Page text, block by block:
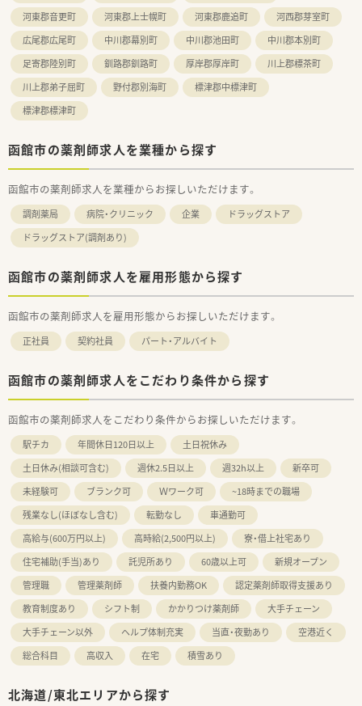
河東郡音更町 河東郡上士幌町 河東郡鹿追町
河西郡芽室町
広尾郡広尾町
中川郡幕別町 中川郡池田町
中川郡本別町
足寄郡陸別町
釧路郡釧路町 厚岸郡厚岸町
川上郡標茶町
川上郡弟子屈町
野付郡別海町
標津郡中標津町
標津郡標津町
函館市の薬剤師求人を業種から探す
函館市の薬剤師求人を業種からお探しいただけます。
調剤薬局 病院・クリニック 企業
ドラッグストア
ドラッグストア(調剤あり)
函館市の薬剤師求人を雇用形態から探す
函館市の薬剤師求人を雇用形態からお探しいただけます。
正社員 契約社員 パート・アルバイト
函館市の薬剤師求人をこだわり条件から探す
函館市の薬剤師求人をこだわり条件からお探しいただけます。
駅チカ 年間休日120日以上
土日祝休み
土日休み(相談可含む)
週休2.5日以上 週32h以上
新卒可
未経験可
ブランク可 Ｗワーク可
~18時までの職場
残業なし(ほぼなし含む)
転勤なし
車通勤可
高給与(600万円以上)
高時給(2,500円以上)
寮・借上社宅あり
住宅補助(手当)あり
託児所あり 60歳以上可
新規オープン
管理職
管理薬剤師 扶養内勤務OK
認定薬剤師取得支援あり
教育制度あり
シフト制 かかりつけ薬剤師
大手チェーン
大手チェーン以外
ヘルプ体制充実 当直・夜勤あり
空港近く
総合科目
高収入 在宅 積雪あり
北海道/東北エリアから探す